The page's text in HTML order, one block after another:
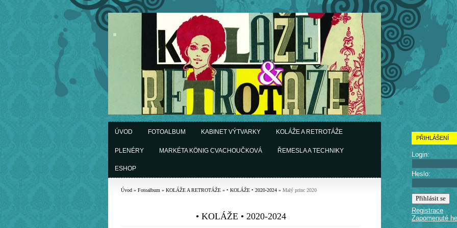
ÚVOD FOTOALBUM KABINET VÝTVARKY KOLÁŽE A RETROTÁŽE
PLENÉRY MARKÉTA KÖNIG CVACHOUČKOVÁ ŘEMESLA A TECHNIKY
ESHOP
Úvod » Fotoalbum » KOLÁŽE A RETROTÁŽE » • KOLÁŽE • 2020-2024 » Malý princ 2020
• KOLÁŽE • 2020-2024
PŘIHLÁŠENÍ
Login:
Heslo:
Registrace
Zapomenuté